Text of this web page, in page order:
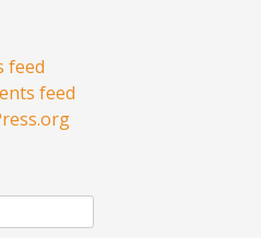
feed
feed